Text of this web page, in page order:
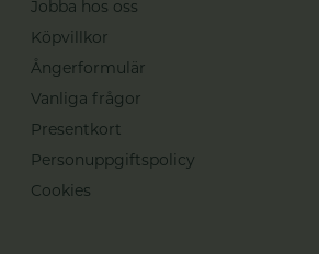
Jobba hos oss
Köpvillkor
Ångerformulär
Vanliga frågor
Presentkort
Personuppgiftspolicy
Cookies